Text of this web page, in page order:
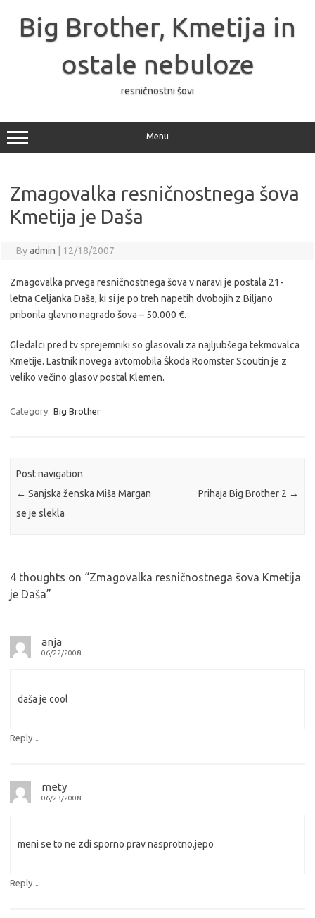
contentBig Brother, Kmetija in
ostale nebuloze
resničnostni šovi
Menu
Zmagovalka resničnostnega šova
Kmetija je Daša
Byadmin 12/18/2007
Zmagovalka prvega resničnostnega šova v naravi je postala 21-
letna Celjanka Daša, ki si je po treh napetih dvobojih z Biljano
priborila glavno nagrado šova – 50.000 €.
Gledalci pred tv sprejemniki so glasovali za najljubšega tekmovalca
Kmetije. Lastnik novega avtomobila Škoda Roomster Scoutin je z
veliko večino glasov postal Klemen.
Category: Big Brother
Post navigation
← Sanjska ženska Miša Margan
se je slekla
Prihaja Big Brother 2 →
4 thoughts on “Zmagovalka resničnostnega šova Kmetija
je Daša”
anja
06/22/2008
daša je cool
Reply ↓
mety
06/23/2008
meni se to ne zdi sporno prav nasprotno.jepo
Reply ↓